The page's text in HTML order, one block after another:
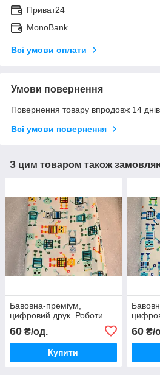
Приват24
MonoBank
Всі умови оплати
Умови повернення
Повернення товару впродовж 14
Всі умови повернення
З цим товаром також
Бавовна-преміум,
цифровий друк. Роботи
60 ₴/од.
Купити
60₴/